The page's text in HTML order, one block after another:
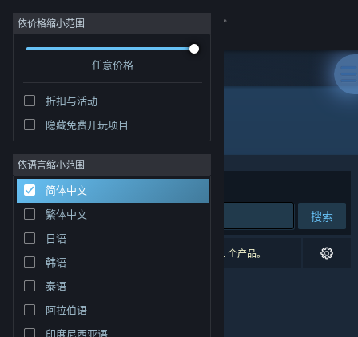
登录
社区
关于
客服
更改语言
获取 Steam 手机应用
查看桌面版网站
依价格缩小范围
任意价格
折扣与活动
隐藏免费开玩项目
依语言缩小范围
简体中文
繁体中文
日语
韩语
泰语
阿拉伯语
印度尼西亚语
发行商: InPatience
排序依据 相关性
搜索
0 个匹配的搜索结果。 根据您的偏好，已排除了 1 个产品。